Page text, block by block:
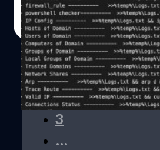
จตุรวิทย์ เครือวาณิชกิจ | 1834 days ago
Read More
1
2
3
…